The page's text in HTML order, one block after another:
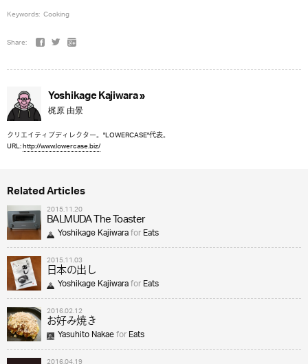
Keywords: Cooking
Share:
Yoshikage Kajiwara »
梶原 由景
クリエイティブディレクター。"LOWERCASE"代表。
URL:http://www.lowercase.biz/
Related Articles
2015.11.20
BALMUDA The Toaster
Yoshikage KajiwaraforEats
2015.11.03
日本の出し
Yoshikage KajiwaraforEats
2016.02.12
お好み焼き
Yasuhito NakaeforEats